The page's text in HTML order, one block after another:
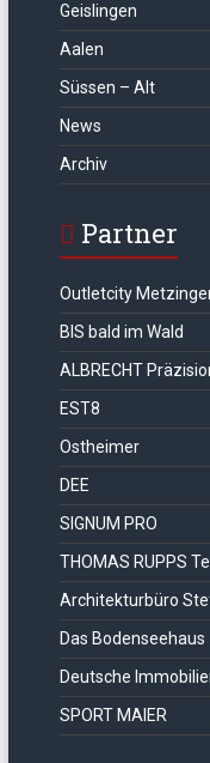
Geislingen
Aalen
Süssen – Alt
News
Archiv
Partner
Outletcity
BIS bald im Wald
ALBRECHT
EST8
Ostheimer
DEE
SIGNUM PRO
THOMAS RUPPS
Architekturbüro
Das Bodenseehaus
Deutsche
SPORT MAIER